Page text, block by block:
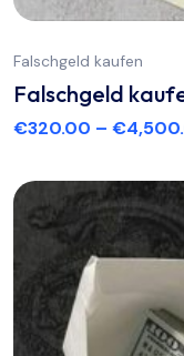
Falschgeld kaufen
Falschgeld
€320.00 – €